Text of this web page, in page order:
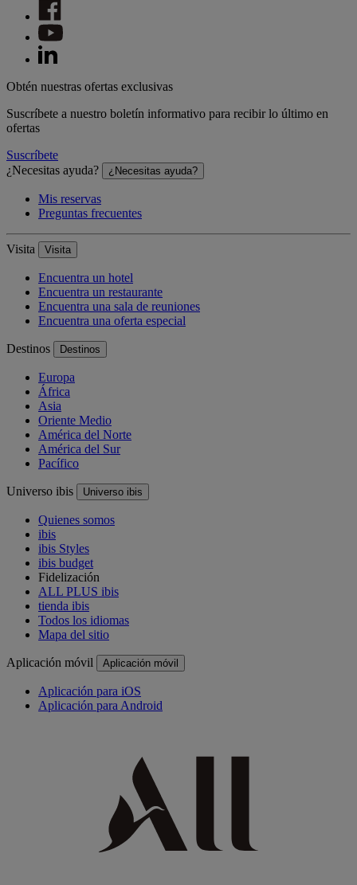
Obtén nuestras ofertas exclusivas
Suscríbete a nuestro boletín informativo para recibir lo último en
ofertas
Suscríbete
¿Necesitas ayuda?
¿Necesitas ayuda?
Mis reservas
Preguntas frecuentes
Visita Visita
Encuentra un hotel
Encuentra un restaurante
Encuentra una sala de reuniones
Encuentra una oferta especial
Destinos Destinos
Europa
África
Asia
Oriente Medio
América del Norte
América del Sur
Pacífico
Universo ibis Universo ibis
Quienes somos
ibis
ibis Styles
ibis budget
Fidelización
ALL PLUS ibis
tienda ibis
Todos los idiomas
Mapa del sitio
Aplicación móvil Aplicación móvil
Aplicación para iOS
Aplicación para Android